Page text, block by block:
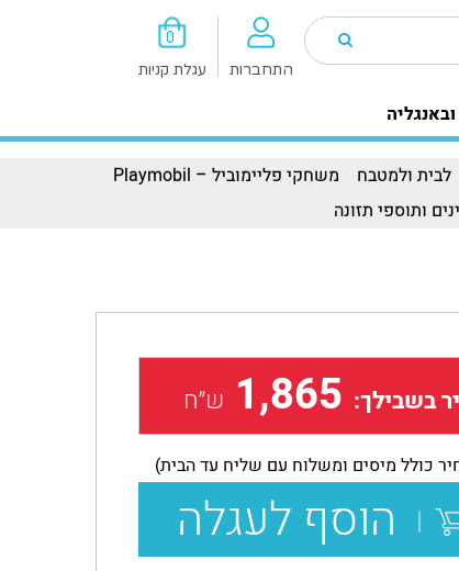
0
עגלת קניות התחברות
לבית ולמטבח
משחקי פליימוביל – Playmobil
ותוספי תזונה
בשבילך: 1,865 ש״ח
כולל מיסים ומשלוח עם שליח עד הבית)
הוסף לעגלה